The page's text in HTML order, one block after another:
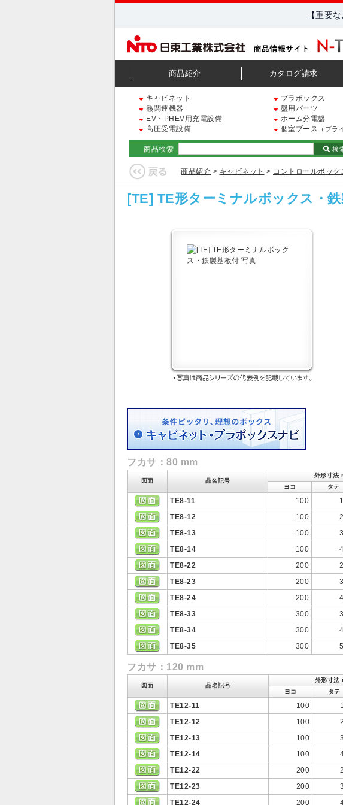
【重要
商品紹介 カタログ請求
キャビネット プラボックス
熱関連機器
盤用パーツ
EV・PHEV用充電設備
ホーム分電盤
高圧受電設備
個室ブース （プラ
商品検索 検
商品紹介 > キャビネット > コントロールボック
[TE] TE形ターミナルボックス・
フカサ：80 mm
図面 品名記号
外形寸法
ヨコ
タテ
TE8-11 100
TE8-12
100
TE8-13
100
TE8-14
100
TE8-22
200
TE8-23
200
TE8-24
200
TE8-33
300
TE8-34
300
TE8-35
300
フカサ：120 mm
図面 品名記号
外形寸法
ヨコ
タテ
TE12-11 100
TE12-12
100
TE12-13
100
TE12-14
100
TE12-22
200
TE12-23
200
TE12-24
200